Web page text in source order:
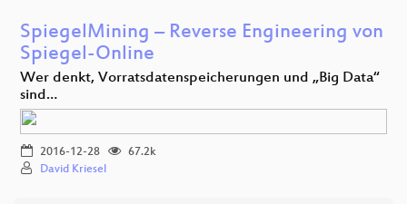
SpiegelMining – Reverse Engineering von
Spiegel-Online
Wer denkt, Vorratsdatenspeicherungen und „Big Data“
sind…
2016-12-28
67.2k
David Kriesel